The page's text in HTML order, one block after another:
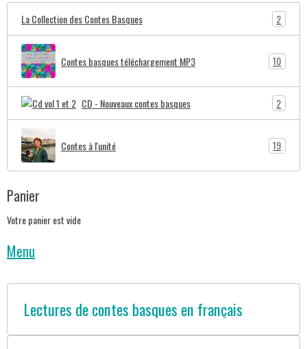
La Collection des Contes Basques 2
Contes basques téléchargement MP3 10
CD - Nouveaux contes basques 2
Contes à l'unité 19
Panier
Votre panier est vide
Menu
Lectures de contes basques en français